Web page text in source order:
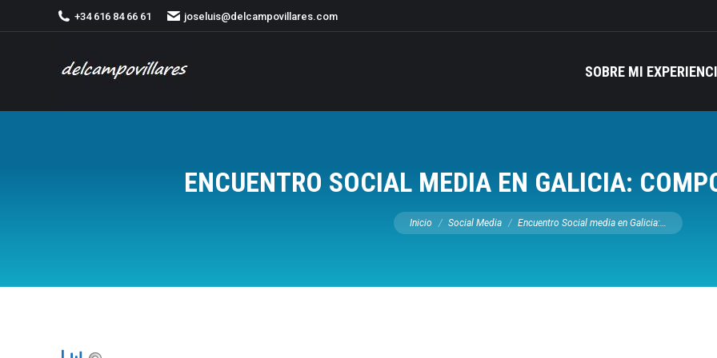
+34 616 84 66 61 joseluis@delcampovillares.com
SOBRE MI
ENCUENTRO SOCIAL MEDIA EN GALICIA:
Estás aquí:
Inicio Social Media Encuentro Social media en Galicia:…